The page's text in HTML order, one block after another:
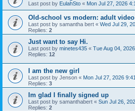
Last post by EulahSto « Mon Jul 27, 2026
Old-school vs modern: adult
Last post by samantha bert « Wed Jul 29,
Replies: 2
Just want to say Hi.
Last post by minetes435 « Tue Aug 04,
Replies: 12
I am the new girl
Last post by Jenson « Mon Jul 27, 2026
Replies: 3
Im glad I finally signed up
Last post by samanthabert « Sun Jul 26,
Replies: 2